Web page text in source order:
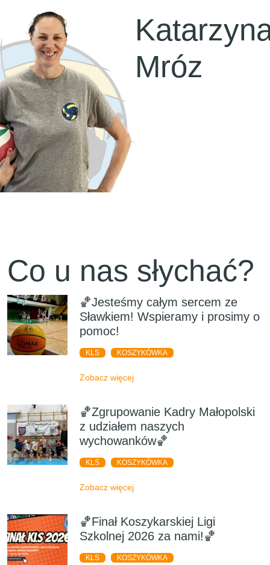
Mróz
Co u nas słychać?
🏀Jesteśmy całym sercem ze
Sławkiem! Wspieramy i prosimy o
pomoc!
KLS KOSZYKÓWKA
Zobacz więcej
🏀Zgrupowanie Kadry Małopolski
z udziałem naszych
wychowanków🏀
KLS KOSZYKÓWKA
Zobacz więcej
🏀Finał Koszykarskiej Ligi
Szkolnej 2026 za nami!🏀
KLS KOSZYKÓWKA